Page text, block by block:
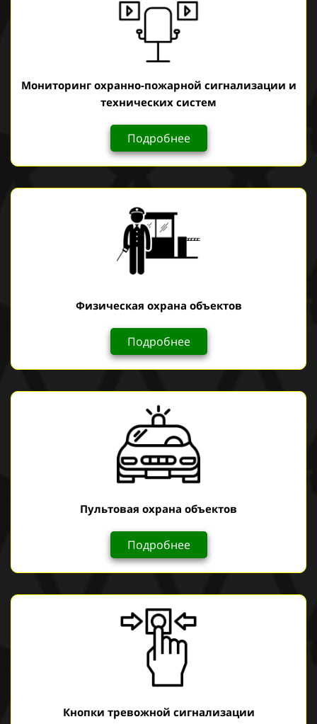
Мониторинг охранно-пожарной сигнализации и
технических систем
Подробнее
Физическая охрана объектов
Подробнее
Пультовая охрана объектов
Подробнее
Кнопки тревожной сигнализации